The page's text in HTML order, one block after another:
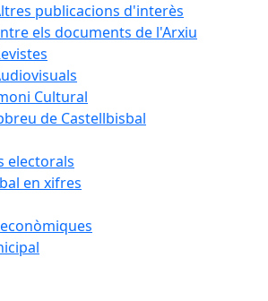
publicacions d'interès
els documents de l'Arxiu
Cultural
de Castellbisbal
electorals
en xifres